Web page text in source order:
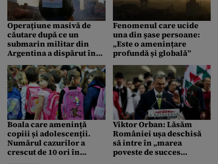
Operațiune masivă de
căutare după ce un
submarin militar din
Argentina a dispărut în
Fenomenul care ucide
una din șase persoane:
„Este o amenințare
profundă și globală”
Boala care amenință
copiii și adolescenții.
Numărul cazurilor a
crescut de 10 ori în
Viktor Orban: Lăsăm
României ușa deschisă
să intre în „marea
poveste de succes